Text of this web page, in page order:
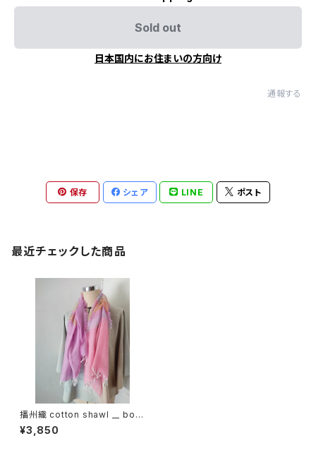
Sold out
日本国内にお住まいの方向け
通報する
保存 シェア LINE ポスト
最近チェックした商品
播州織 cotton shawl __ bord
er 120
¥3,850